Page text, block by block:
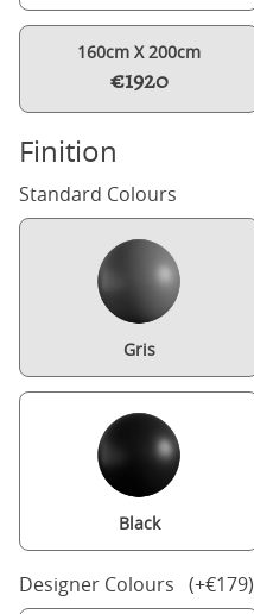
160cm X 200cm
€1920
Finition
Standard Colours
Gris
Black
Designer Colours (+€179)